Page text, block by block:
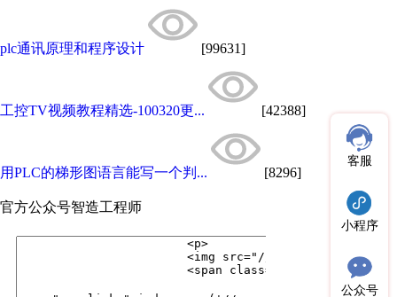
plc通讯原理和程序设计 [99631]
工控TV视频教程精选-100320更... [42388]
用PLC的梯形图语言能写一个判... [8296]
官方公众号智造工程师
客服
小程序
公众号